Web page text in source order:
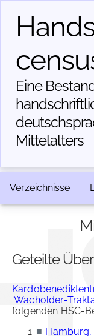
Eine
Mittelalters
Verzeichnisse
Geteilte
'Wacholder-
folgenden HSC-
■ Hamburg,